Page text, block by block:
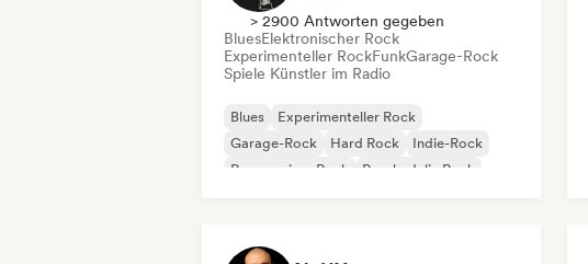
> 2900 Antworten gegeben
BluesElektronischer Rock
Experimenteller RockFunkGarage-Rock
Spiele Künstler im Radio
Blues
Experimenteller Rock
Garage-Rock
Hard Rock
Indie-Rock
Progressiver Rock
Psychedelic Rock